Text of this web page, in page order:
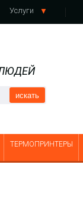
Услуги
искать
ТЕРМОПРИНТЕРЫ